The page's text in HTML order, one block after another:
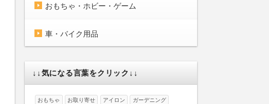
おもちゃ・ホビー・ゲーム
車・バイク用品
↓↓気になる言葉をクリック↓↓
おもちゃ お取り寄せ アイロン ガーデニング